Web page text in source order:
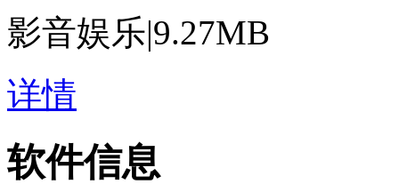
影音娱乐|9.27MB
详情
软件信息